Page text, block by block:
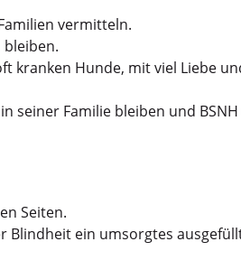
vermitteln.
bleiben.
kranken Hunde, mit viel Liebe
seiner Familie bleiben und
Seiten.
Blindheit ein umsorgtes